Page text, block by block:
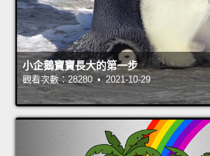
小企鵝寶寶長大的第一步
觀看次數：28280 • 2021-10-29